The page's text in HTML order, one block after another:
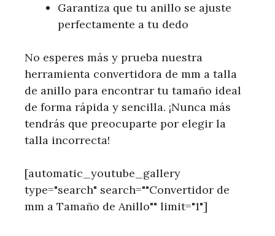
Garantiza que tu anillo se ajuste
perfectamente a tu dedo
No esperes más y prueba nuestra
herramienta convertidora de mm a talla
de anillo para encontrar tu tamaño ideal
de forma rápida y sencilla. ¡Nunca más
tendrás que preocuparte por elegir la
talla incorrecta!
[automatic_youtube_gallery
type="search" search=""Convertidor de
mm a Tamaño de Anillo"" limit="1"]